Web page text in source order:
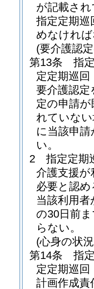
が記載さ
指定定期巡
めなけれ
(要介護認
第13条
指
定定期巡
要介護認
定の申請
れていな
に当該申
い。
2
指定定期
介護支援
必要と認
当該利用
の30日前
らない。
(心身の状
第14条
指
定定期巡
計画作成